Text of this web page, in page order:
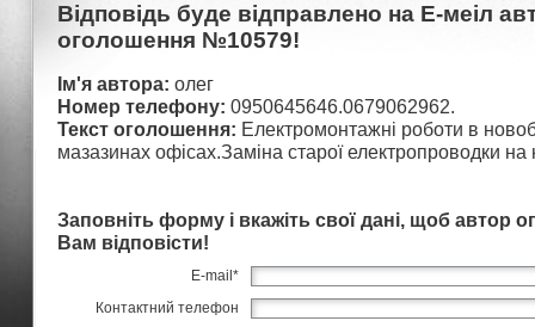
Відповідь буде відправлено на Е-меіл
оголошення №10579!
Ім'я автора: олег
Номер телефону: 0950645646.0679062962.
Текст оголошення: Електромонтажні роботи в
мазазинах офісах.Заміна старої електропроводки на
Заповніть форму і вкажіть свої дані, щоб автор
Вам відповісти!
E-mail *
Контактний телефон